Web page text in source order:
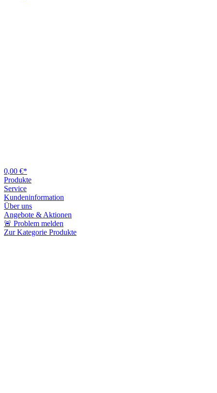
0,00 €*
Produkte
Service
Kundeninformation
Über uns
Angebote & Aktionen
🚨 Problem melden
Zur Kategorie Produkte